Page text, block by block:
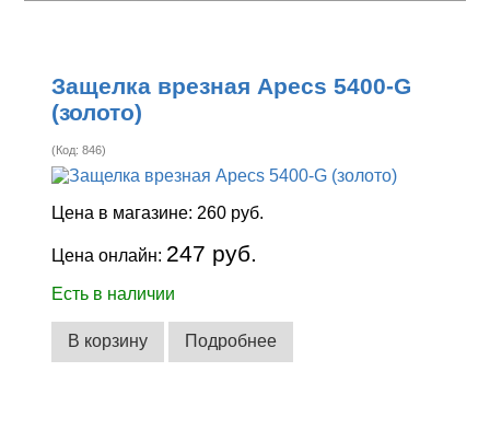
Защелка врезная Apecs 5400-G
(золото)
(Код:846)
Цена в магазине: 260 руб.
Цена онлайн: 247 руб.
Есть в наличии
В корзину Подробнее